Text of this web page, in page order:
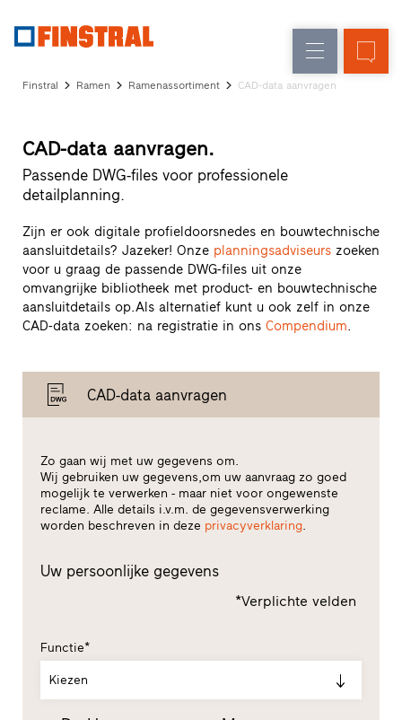
Glasgevels
Studio
zoeken
Snelle
Finstral Ramen Ramenassortiment CAD-data aanvragen
CAD-data aanvragen.
Passende DWG-files voor professionele
detailplanning.
Zijn er ook digitale profieldoorsnedes en bouwtechnische
aansluitdetails? Jazeker! Onze planningsadviseurs zoeken
voor u graag de passende DWG-files uit onze
omvangrijke bibliotheek met product- en bouwtechnische
aansluitdetails op.Als alternatief kunt u ook zelf in onze
CAD-data zoeken: na registratie in ons Compendium.
CAD-data aanvragen
Zo gaan wij met uw gegevens om.
Wij gebruiken uw gegevens,om uw aanvraag zo goed
mogelijk te verwerken - maar niet voor ongewenste
reclame. Alle details i.v.m. de gegevensverwerking
worden beschreven in deze privacyverklaring.
Uw persoonlijke gegevens
*Verplichte velden
Functie*
Kiezen